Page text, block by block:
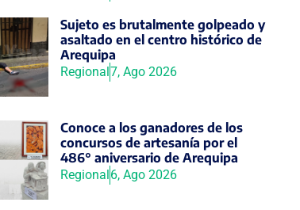
Sujeto es brutalmente golpeado y
asaltado en el centro histórico de
Arequipa
Regional7, Ago 2026
Conoce a los ganadores de los
concursos de artesanía por el
486° aniversario de Arequipa
Regional6, Ago 2026